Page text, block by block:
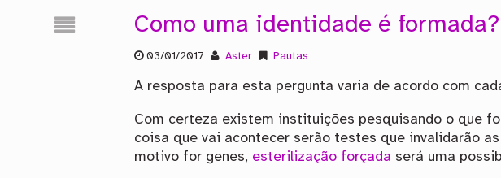
Como uma identidade é formada?
03/01/2017 Aster Pautas
A resposta para esta pergunta varia de acordo com
Com certeza existem instituições pesquisando o que
coisa que vai acontecer serão testes que invalidarão
motivo for genes, esterilização forçada será uma